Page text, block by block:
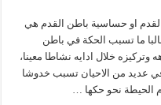
او حساسية باطن القدم هي
ما تسبب الحكة في باطن
وتركيزه خلال ادايه نشاطا معينا،
عديد من الاحيان تسبب خدوشا
الحيطة نحو حكها …